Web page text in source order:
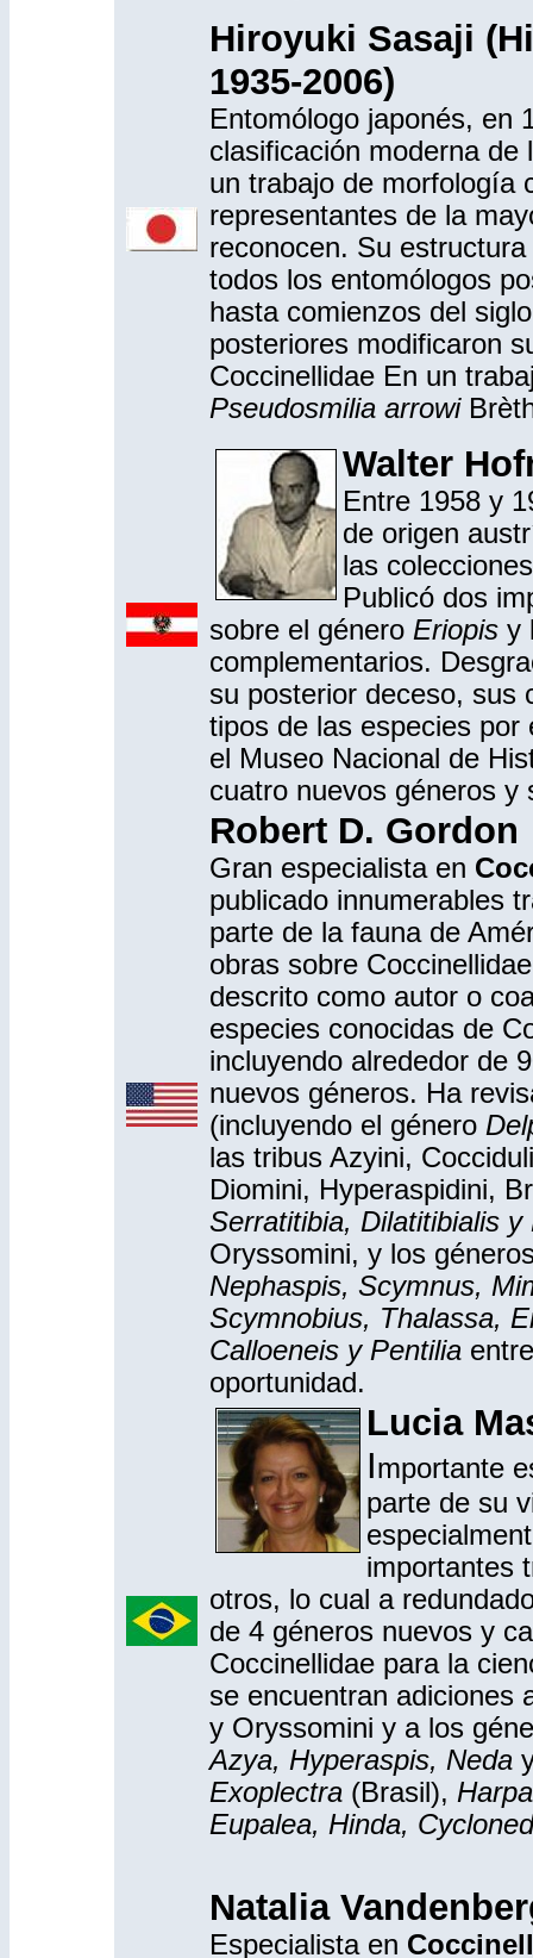
Hiroyuki Sasaji (
1935-2006)
Entomólogo japonés, en
clasificación moderna de
un trabajo de morfología
representantes de la
reconocen. Su
todos los entomólogos
hasta comienzos del
posteriores modificaron
Coccinellidae En un
Pseudosmilia arrowi
Walter
Entre 1958 y
de origen
las
Publicó dos
sobre el género Eriopis y
complementarios.
su posterior deceso, sus
tipos de las especies por
el Museo Nacional de
cuatro nuevos géneros y
Robert D. Gordon
Gran especialista en
publicado innumerables
parte de la fauna de
obras sobre
descrito como autor o
especies conocidas de
incluyendo alrededor de
nuevos géneros. Ha
(incluyendo el género
las tribus Azyini,
Diomini, Hyperaspidini,
Serratitibia, Dilatitibialis
Oryssomini, y los
Nephaspis, Scymnus,
Scymnobius, Thalassa,
Calloeneis y Pentilia
oportunidad.
Lucia
Importante
parte de su
importantes
otros, lo cual a
de 4 géneros nuevos y
Coccinellidae para la
se encuentran adiciones
y Oryssomini y a los
Azya, Hyperaspis, Neda
Exoplectra (Brasil),
Eupalea, Hinda,
Natalia
Especialista en